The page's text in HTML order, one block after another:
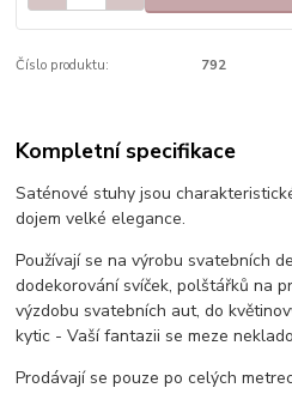
Číslo produktu: 792
Kompletní specifikace
Saténové stuhy jsou
dojem velké elegance.
Používají se na výrobu svatebních
dodekorování svíček, polštářků na
výzdobu svatebních aut, do
kytic - Vaší fantazii se meze
Prodávají se pouze po celých